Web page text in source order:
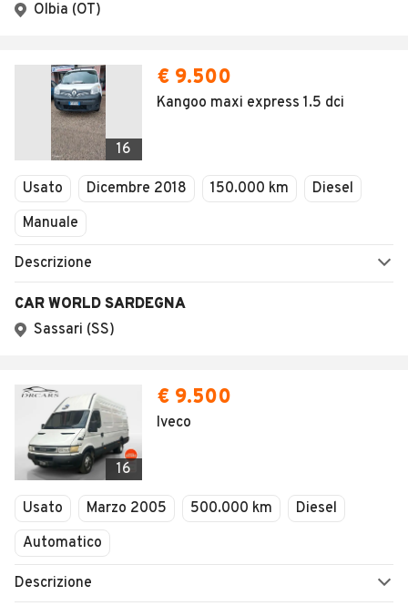
Olbia (OT)
16
€ 9.500
Kangoo maxi express 1.5 dci
Usato Dicembre 2018 150.000 km
Diesel
Manuale
Descrizione
CAR WORLD SARDEGNA
Sassari (SS)
16
€ 9.500
Iveco
Usato Marzo 2005 500.000 km
Diesel
Automatico
Descrizione